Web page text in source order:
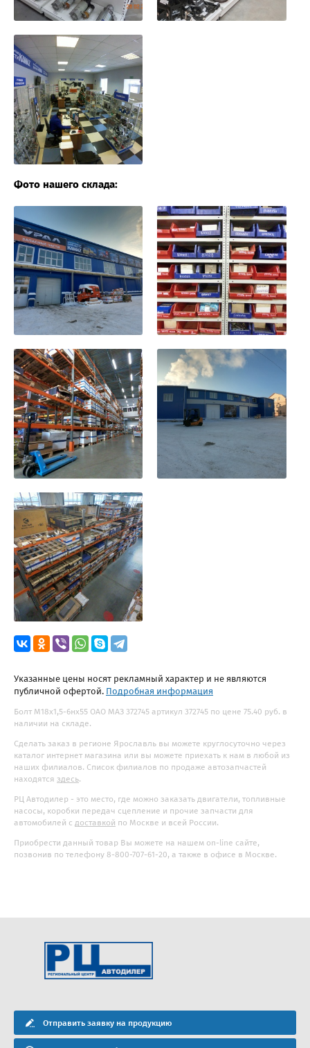
Фото нашего склада:
Указанные цены носят рекламный характер и не являются
публичной офертой. Подробная информация
Болт М18х1,5-6нх55 ОАО МАЗ 372745 артикул 372745 по цене 75.40 руб. в
наличии на складе.
Сделать заказ в регионе Ярославль вы можете круглосуточно через
каталог интернет магазина или вы можете приехать к нам в любой из
наших филиалов. Список филиалов по продаже автозапчастей
находятся здесь.
РЦ Автодилер - это место, где можно заказать двигатели, топливные
насосы, коробки передач сцепление и прочие запчасти для
автомобилей с доставкой по Москве и всей России.
Приобрести данный товар Вы можете на нашем on-line сайте,
позвонив по телефону 8-800-707-61-20, а также в офисе в Москве.
Отправить заявку на продукцию